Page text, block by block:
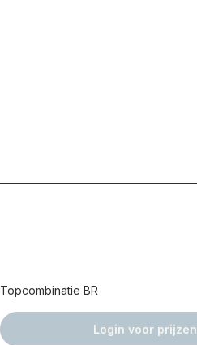
Topcombinatie BR
Login voor prijzen